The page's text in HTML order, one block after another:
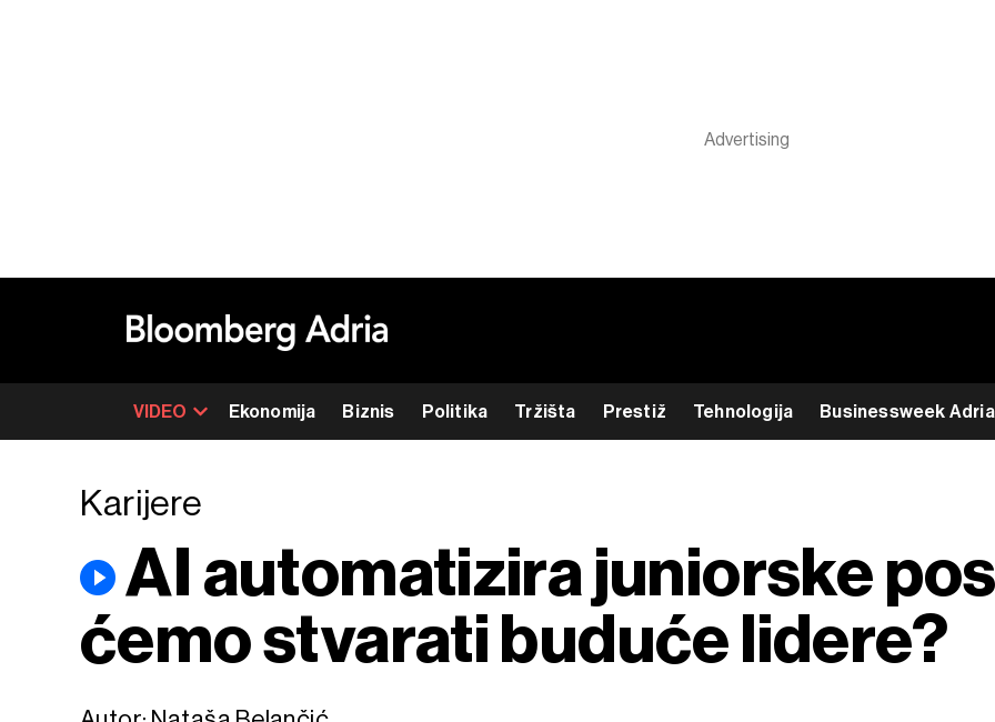
VIDEO Ekonomija Biznis Politika Tržišta Prestiž Tehnologija Businessweek Adria
Karijere
AI automatizira juniorske
ćemo stvarati buduće lidere?